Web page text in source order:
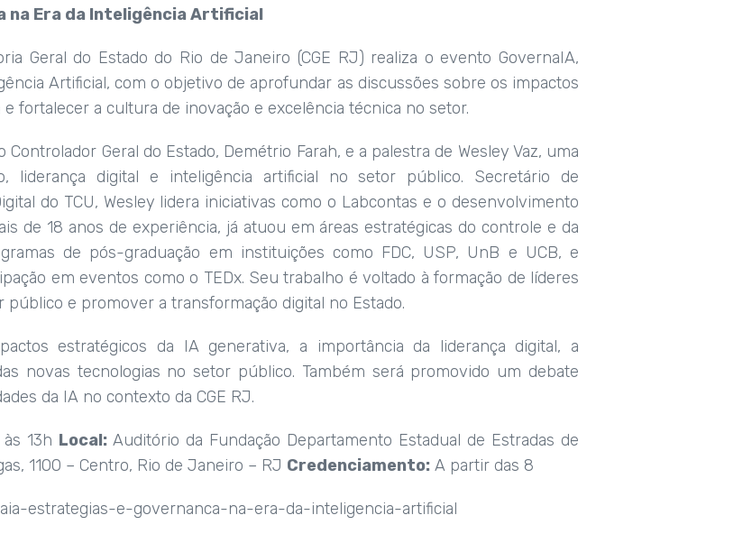
na Era da Inteligência Artificial
Geral do Estado do Rio de Janeiro (CGE RJ) realiza o evento GovernaIA,
Artificial, com o objetivo de aprofundar as discussões sobre os impactos
fortalecer a cultura de inovação e excelência técnica no setor.
Geral do Estado, Demétrio Farah, e a palestra de Wesley Vaz, uma
liderança digital e inteligência artificial no setor público. Secretário de
do TCU, Wesley lidera iniciativas como o Labcontas e o desenvolvimento
de 18 anos de experiência, já atuou em áreas estratégicas do controle e da
de pós-graduação em instituições como FDC, USP, UnB e UCB, e
em eventos como o TEDx. Seu trabalho é voltado à formação de líderes
público e promover a transformação digital no Estado.
estratégicos da IA generativa, a importância da liderança digital, a
novas tecnologias no setor público. Também será promovido um debate
da IA no contexto da CGE RJ.
13h Local:Auditório da Fundação Departamento Estadual de Estradas de
1100 – Centro, Rio de Janeiro – RJ Credenciamento: A partir das 8
estrategias-e-governanca-na-era-da-inteligencia-artificial